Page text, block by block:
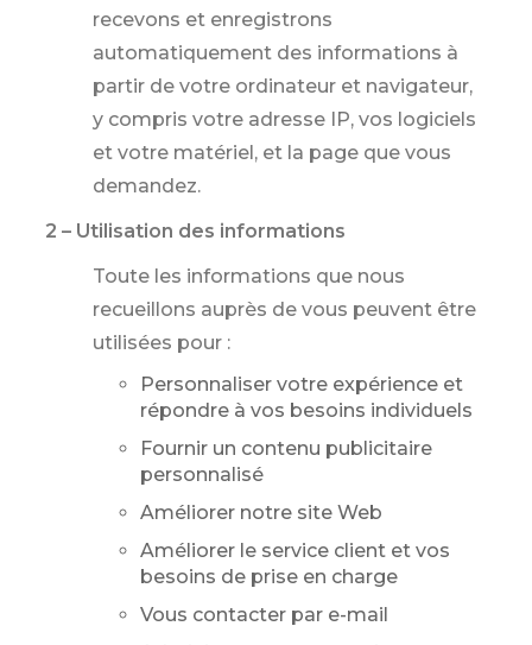
recevons et enregistrons
automatiquement des informations à
partir de votre ordinateur et navigateur,
y compris votre adresse IP, vos logiciels
et votre matériel, et la page que vous
demandez.
2 – Utilisation des informations
Toute les informations que nous
recueillons auprès de vous peuvent être
utilisées pour :
Personnaliser votre expérience et
répondre à vos besoins individuels
Fournir un contenu publicitaire
personnalisé
Améliorer notre site Web
Améliorer le service client et vos
besoins de prise en charge
Vous contacter par e-mail